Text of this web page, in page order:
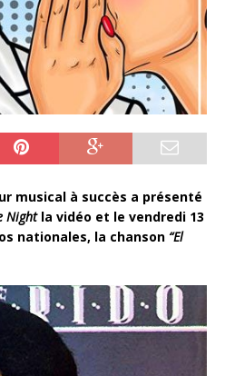
musical à succès a présenté
Nightla vidéo et le vendredi 13
nationales, la chanson “El